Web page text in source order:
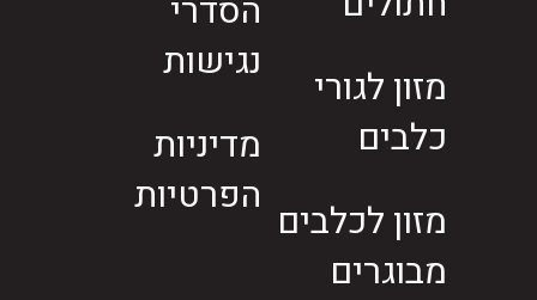
מזון לגורי
כלבים
מזון לכלבים
מבוגרים
הסדרי
נגישות
מדיניות
הפרטיות